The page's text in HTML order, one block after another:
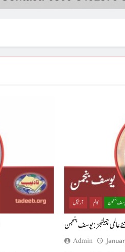
آرٹیکل کالم بنجمن
عالمی چیلنجز : یوسف بنجمن
Admin